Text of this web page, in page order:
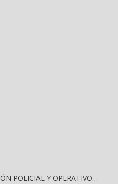
REFUERZAN DEPURACIÓN POLICIAL Y OPERATIVOS EN FRONTERAS DE NAYARIT